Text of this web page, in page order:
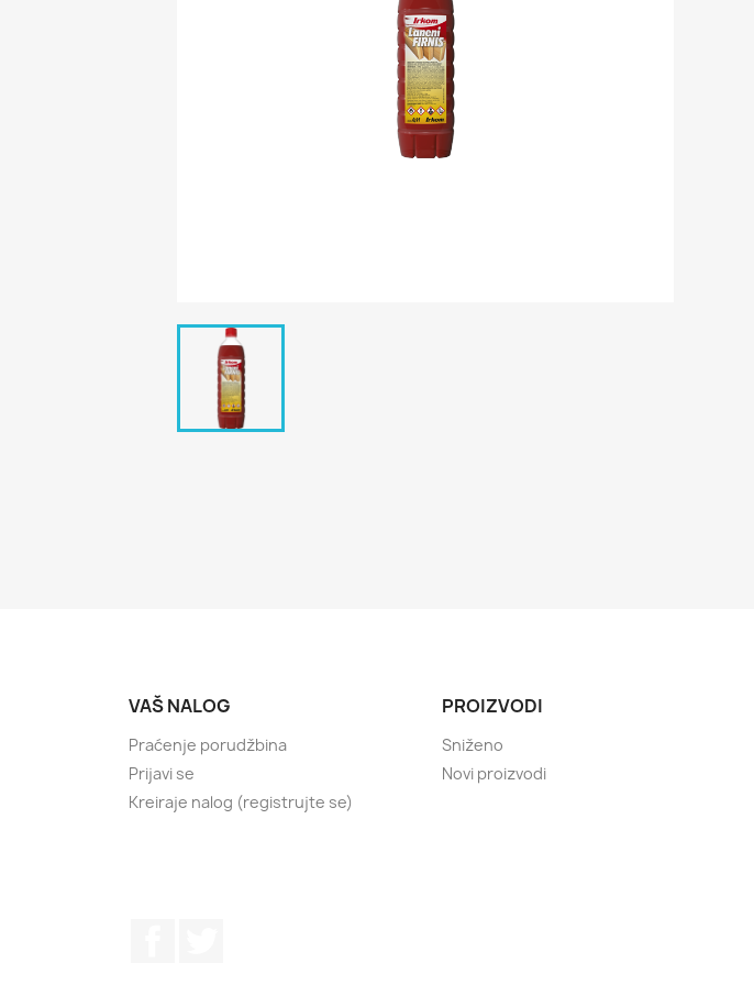
VAŠ NALOG
Praćenje porudžbina
Prijavi se
Kreiraje nalog (registrujte se)
PROIZVODI
Sniženo
Novi proizvodi